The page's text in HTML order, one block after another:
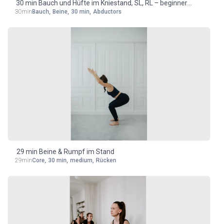
30 min Bauch und Hüfte im Kniestand, SL, RL – beginner
friendly
30min Bauch, Beine, 30 min, Abductors
29 min Beine & Rumpf im Stand
29minCore, 30 min, medium, Rücken